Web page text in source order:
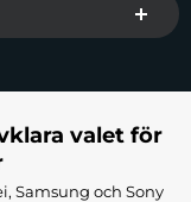
valet för
Samsung och Sony